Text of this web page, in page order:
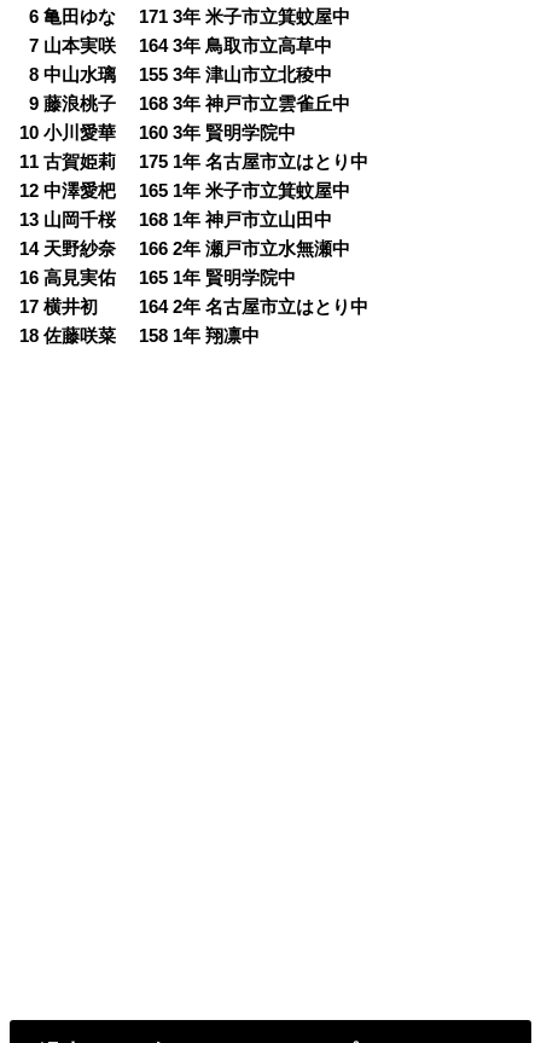
06 亀田ゆな 171 3年 米子市立箕蚊屋中
07 山本実咲 164 3年 鳥取市立高草中
08 中山水璃 155 3年 津山市立北稜中
09 藤浪桃子 168 3年 神戸市立雲雀丘中
10 小川愛華 160 3年 賢明学院中
11 古賀姫莉 175 1年 名古屋市立はとり中
12 中澤愛杷 165 1年 米子市立箕蚊屋中
13 山岡千桜 168 1年 神戸市立山田中
14 天野紗奈 166 2年 瀬戸市立水無瀬中
16 高見実佑 165 1年 賢明学院中
17 横井初 164 2年 名古屋市立はとり中
18 佐藤咲菜 158 1年 翔凛中